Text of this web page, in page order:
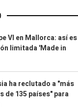
VI en Mallorca: así es
limitada 'Made in
ha reclutado a "más
de 135 países" para